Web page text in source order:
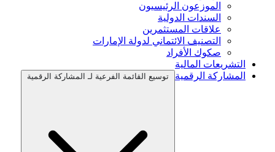
الموزعون الرئيسيون
السندات الدولية
علاقات المستثمرين
التصنيف الائتماني لدولة الإمارات
صكوك الأفراد
التشريعات المالية
المشاركة الرقمية
توسيع القائمة الفرعية لـ المشاركة الرقمية